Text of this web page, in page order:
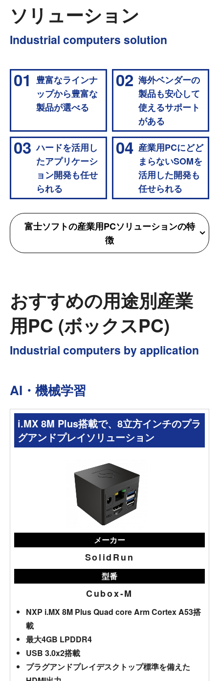
ソリューション
Industrial computers solution
01 豊富なラインナ
ップから豊富な
製品が選べる
02 海外ベンダーの
製品も安心して
使えるサポート
がある
03 ハードを活用し
たアプリケーシ
ョン開発も任せ
られる
04 産業用PCにどど
まらないSOMを
活用した開発も
任せられる
富士ソフトの産業用PCソリューションの特
徴
おすすめの用途別産業
用PC (ボックスPC)
Industrial computers by application
AI・機械学習
i.MX 8M Plus搭載で、8立方インチのプラ
グアンドプレイソリューション
メーカー
SolidRun
型番
Cubox-M
NXP i.MX 8M Plus Quad core Arm Cortex A53搭
載
最大4GB LPDDR4
USB 3.0x2搭載
プラグアンドプレイデスクトップ標準を備えた